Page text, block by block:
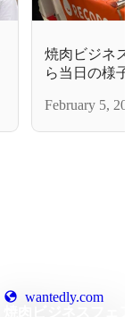
焼肉ビジネ
ら当日の様
February 5,
wantedly.com